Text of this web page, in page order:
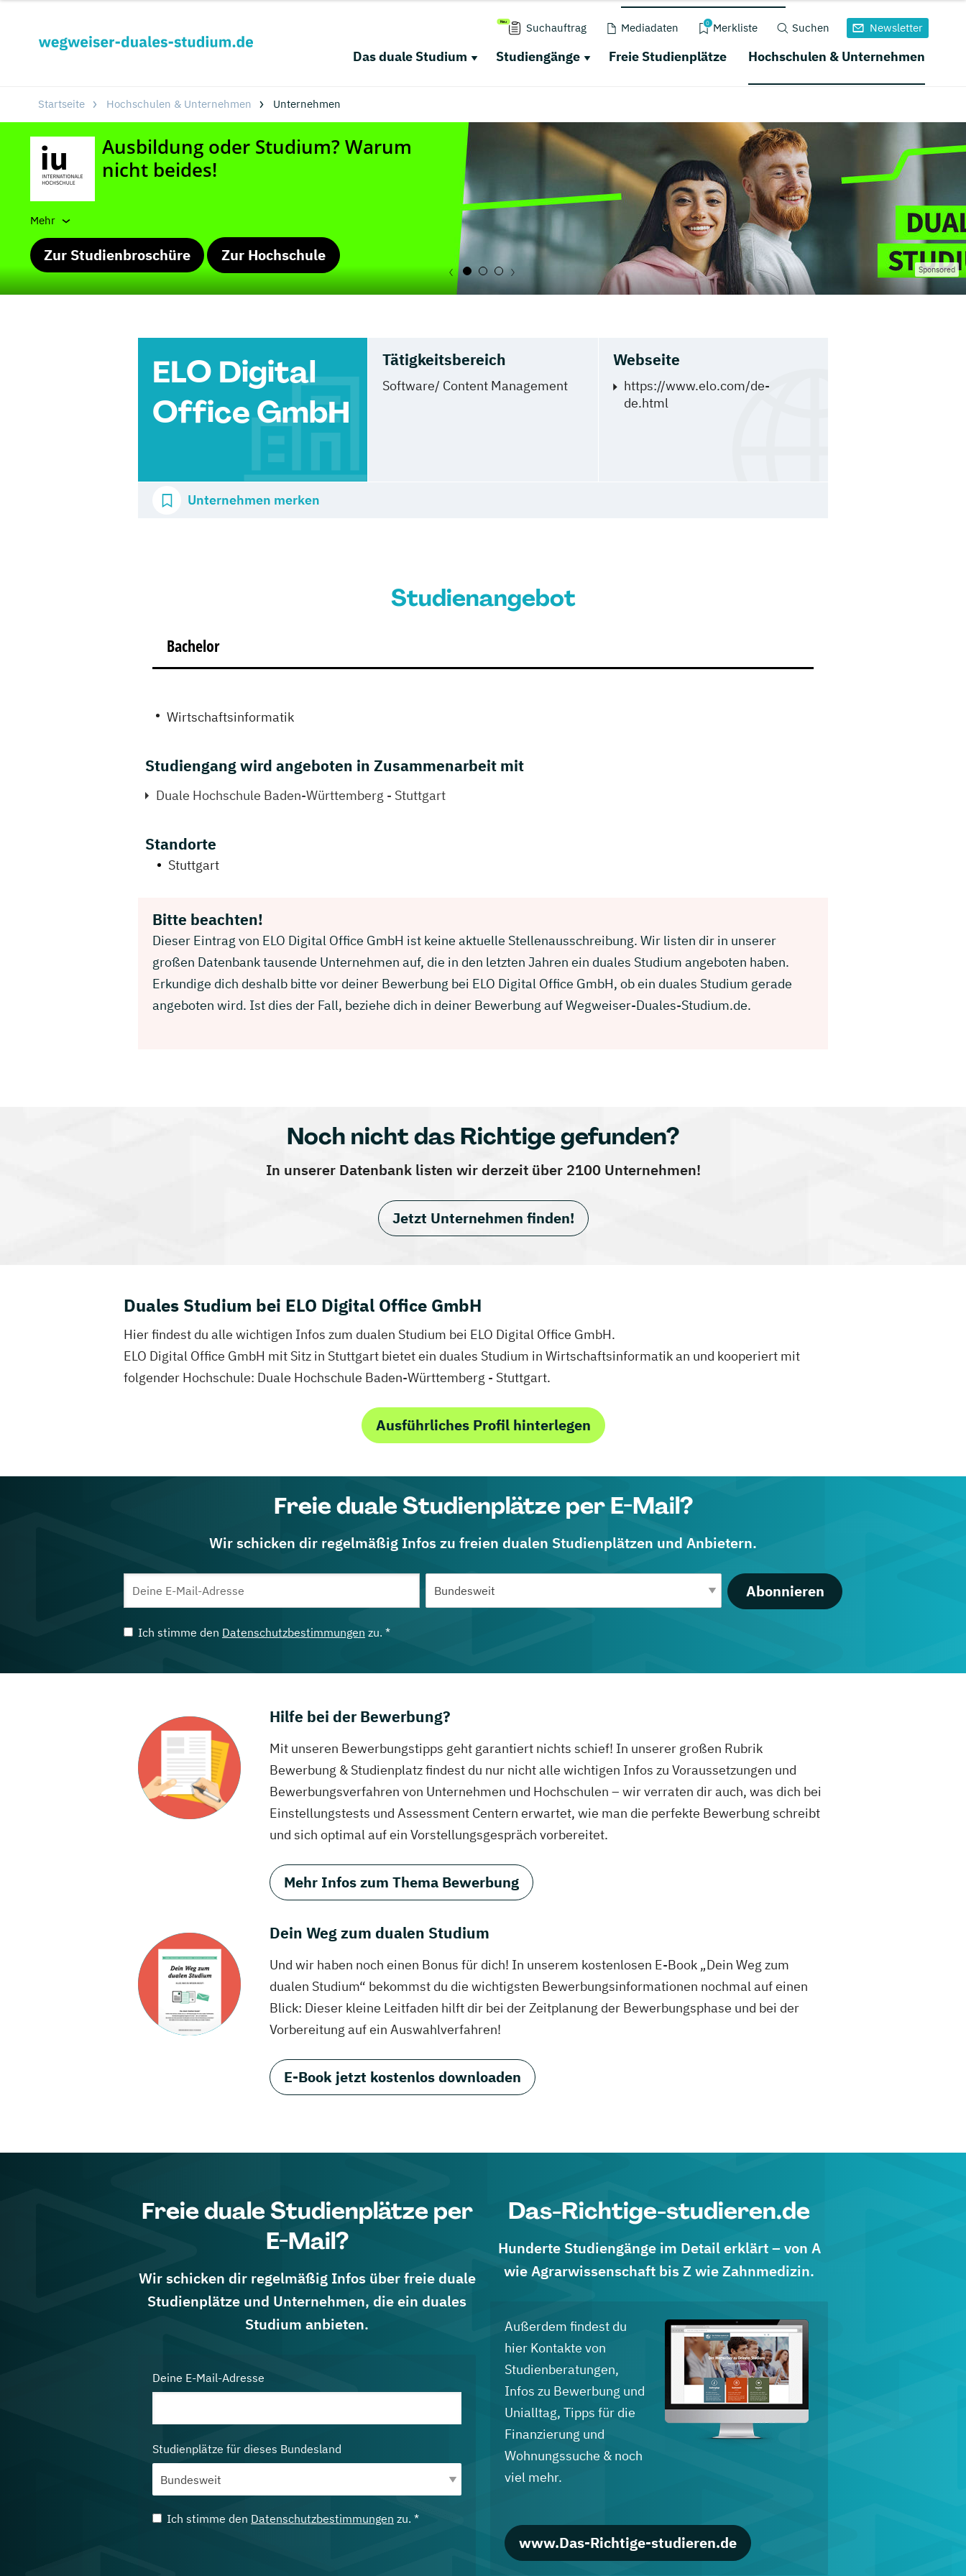
Suchauftrag Mediadaten 0 Merkliste Suchen Newsletter
Das duale Studium Studiengänge Freie Studienplätze Hochschulen & Unternehmen
Startseite Hochschulen & Unternehmen Unternehmen
Mehr
Zur Studienbroschüre Zur Hochschule
Sponsored
ELO Digital
Office GmbH
Tätigkeitsbereich
Software/ Content Management
Webseite
https://www.elo.com/de-
de.html
Unternehmen merken
Studienangebot
Bachelor
Wirtschaftsinformatik
Studiengang wird angeboten in Zusammenarbeit mit
Duale Hochschule Baden-Württemberg - Stuttgart
Standorte
Stuttgart
Bitte beachten!
Dieser Eintrag von ELO Digital Office GmbH ist keine aktuelle Stellenausschreibung. Wir listen dir in unserer
großen Datenbank tausende Unternehmen auf, die in den letzten Jahren ein duales Studium angeboten haben.
Erkundige dich deshalb bitte vor deiner Bewerbung bei ELO Digital Office GmbH, ob ein duales Studium gerade
angeboten wird. Ist dies der Fall, beziehe dich in deiner Bewerbung auf Wegweiser-Duales-Studium.de.
Noch nicht das Richtige gefunden?
In unserer Datenbank listen wir derzeit über 2100 Unternehmen!
Jetzt Unternehmen finden!
Duales Studium bei ELO Digital Office GmbH
Hier findest du alle wichtigen Infos zum dualen Studium bei ELO Digital Office GmbH.
ELO Digital Office GmbH mit Sitz in Stuttgart bietet ein duales Studium in Wirtschaftsinformatik an und kooperiert mit
folgender Hochschule: Duale Hochschule Baden-Württemberg - Stuttgart.
Ausführliches Profil hinterlegen
Freie duale Studienplätze per E-Mail?
Wir schicken dir regelmäßig Infos zu freien dualen Studienplätzen und Anbietern.
Abonnieren
Ich stimme den Datenschutzbestimmungen zu. *
Hilfe bei der Bewerbung?
Mit unseren Bewerbungstipps geht garantiert nichts schief! In unserer großen Rubrik
Bewerbung & Studienplatz findest du nur nicht alle wichtigen Infos zu Voraussetzungen und
Bewerbungsverfahren von Unternehmen und Hochschulen – wir verraten dir auch, was dich bei
Einstellungstests und Assessment Centern erwartet, wie man die perfekte Bewerbung schreibt
und sich optimal auf ein Vorstellungsgespräch vorbereitet.
Mehr Infos zum Thema Bewerbung
Dein Weg zum dualen Studium
Und wir haben noch einen Bonus für dich! In unserem kostenlosen E-Book „Dein Weg zum
dualen Studium“ bekommst du die wichtigsten Bewerbungsinformationen nochmal auf einen
Blick: Dieser kleine Leitfaden hilft dir bei der Zeitplanung der Bewerbungsphase und bei der
Vorbereitung auf ein Auswahlverfahren!
E-Book jetzt kostenlos downloaden
Freie duale Studienplätze per
E-Mail?
Wir schicken dir regelmäßig Infos über freie duale
Studienplätze und Unternehmen, die ein duales
Studium anbieten.
Deine E-Mail-Adresse
Studienplätze für dieses Bundesland
Ich stimme den Datenschutzbestimmungen zu. *
Das-Richtige-studieren.de
Hunderte Studiengänge im Detail erklärt – von A
wie Agrarwissenschaft bis Z wie Zahnmedizin.
Außerdem findest du
hier Kontakte von
Studienberatungen,
Infos zu Bewerbung und
Unialltag, Tipps für die
Finanzierung und
Wohnungssuche & noch
viel mehr.
www.Das-Richtige-studieren.de